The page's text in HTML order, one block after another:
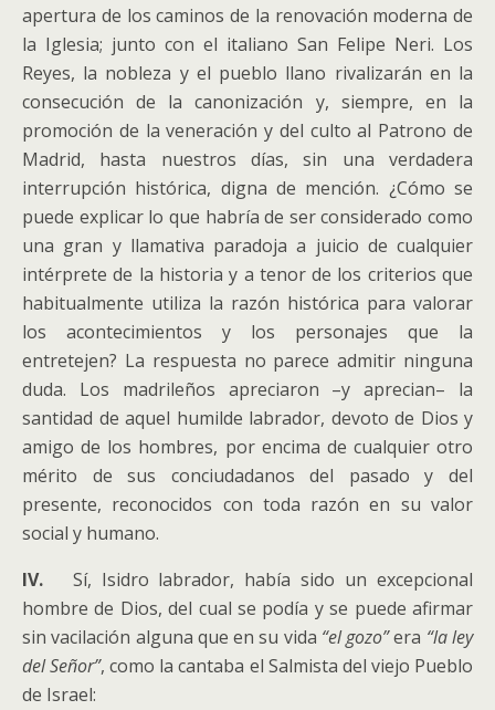
apertura de los caminos de la renovación moderna de
la Iglesia; junto con el italiano San Felipe Neri. Los
Reyes, la nobleza y el pueblo llano rivalizarán en la
consecución de la canonización y, siempre, en la
promoción de la veneración y del culto al Patrono de
Madrid, hasta nuestros días, sin una verdadera
interrupción histórica, digna de mención. ¿Cómo se
puede explicar lo que habría de ser considerado como
una gran y llamativa paradoja a juicio de cualquier
intérprete de la historia y a tenor de los criterios que
habitualmente utiliza la razón histórica para valorar
los acontecimientos y los personajes que la
entretejen? La respuesta no parece admitir ninguna
duda. Los madrileños apreciaron –y aprecian– la
santidad de aquel humilde labrador, devoto de Dios y
amigo de los hombres, por encima de cualquier otro
mérito de sus conciudadanos del pasado y del
presente, reconocidos con toda razón en su valor
social y humano.
IV. Sí, Isidro labrador, había sido un excepcional
hombre de Dios, del cual se podía y se puede afirmar
sin vacilación alguna que en su vida “el gozo”era “la ley
del Señor”, como la cantaba el Salmista del viejo Pueblo
de Israel: